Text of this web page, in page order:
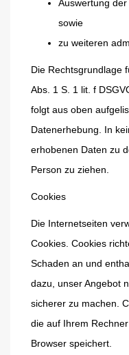
Auswertung
sowie
zu weiteren
Die Rechtsgrundlage
Abs. 1 S. 1 lit. f
folgt aus oben
Datenerhebung. In
erhobenen Daten zu
Person zu ziehen.
Cookies
Die Internetseiten
Cookies. Cookies
Schaden an und
dazu, unser Angebot
sicherer zu machen.
die auf Ihrem
Browser speichert.